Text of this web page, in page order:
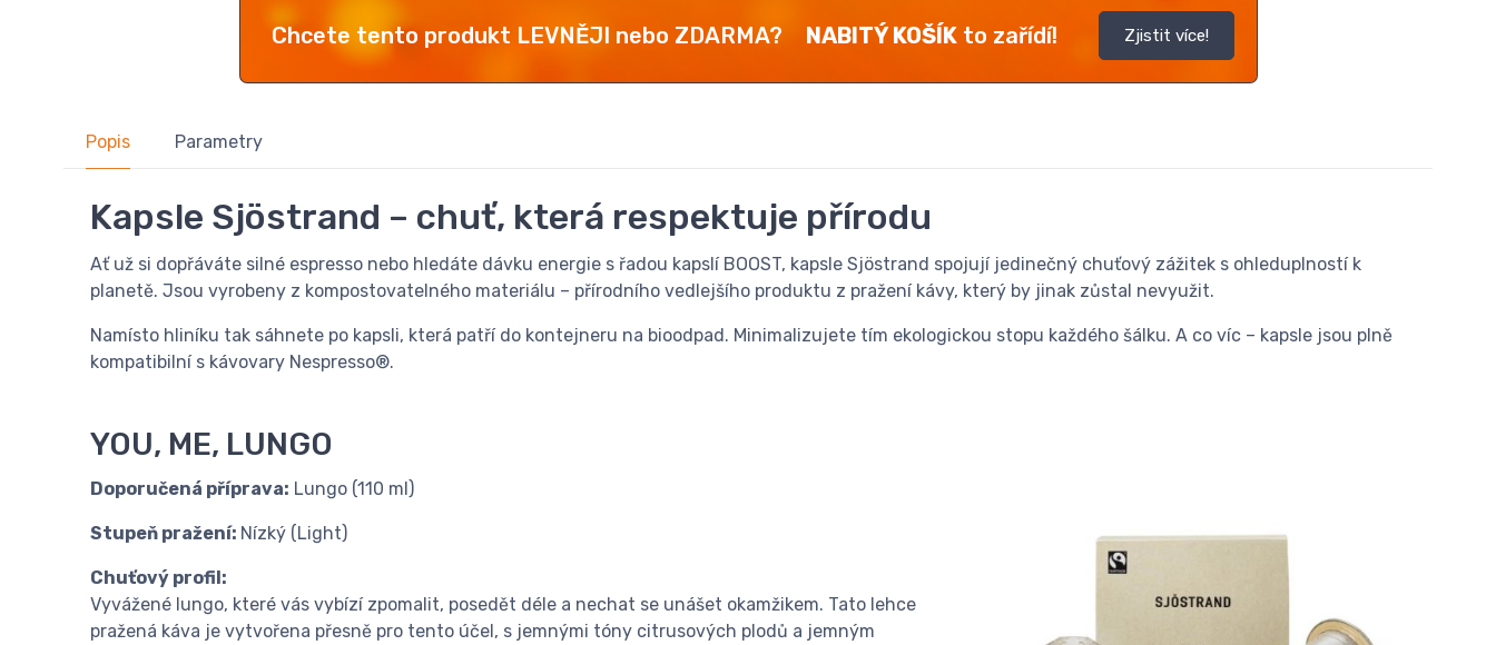
Chcete tento produkt LEVNĚJI nebo ZDARMA? NABITÝ KOŠÍKto zařídí! Zjistit více!
Popis Parametry
Kapsle Sjöstrand – chuť, která respektuje přírodu
Ať už si dopřáváte silné espresso nebo hledáte dávku energie s řadou kapslí BOOST, kapsle Sjöstrand spojují jedinečný chuťový zážitek s ohleduplností k
planetě. Jsou vyrobeny z kompostovatelného materiálu – přírodního vedlejšího produktu z pražení kávy, který by jinak zůstal nevyužit.
Namísto hliníku tak sáhnete po kapsli, která patří do kontejneru na bioodpad. Minimalizujete tím ekologickou stopu každého šálku. A co víc – kapsle jsou plně
kompatibilní s kávovary Nespresso®.
YOU, ME, LUNGO
Doporučená příprava: Lungo (110 ml)
Stupeň pražení: Nízký (Light)
Chuťový profil:
Vyvážené lungo, které vás vybízí zpomalit, posedět déle a nechat se unášet okamžikem. Tato lehce
pražená káva je vytvořena přesně pro tento účel, s jemnými tóny citrusových plodů a jemným